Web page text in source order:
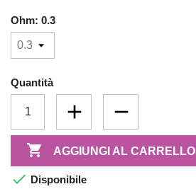
Ohm: 0.3
Quantità
 AGGIUNGI AL CARRELLO
 Disponibile